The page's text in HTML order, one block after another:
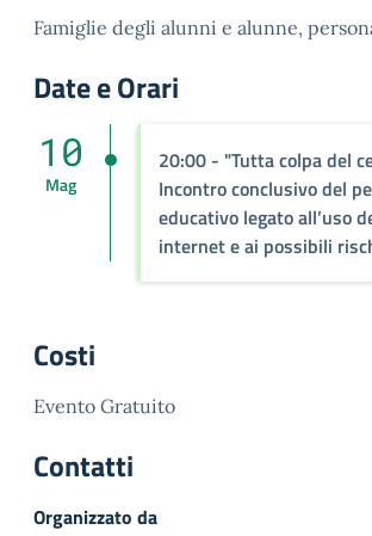
Famiglie degli alunni e alunne,
Date e Orari
20:00 - "Tutta colpa del
Incontro conclusivo del
educativo legato all’uso
internet e ai possibili
10
Mag
Costi
Evento Gratuito
Contatti
Organizzato da